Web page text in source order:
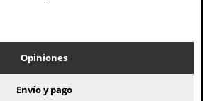
Opiniones
Envío y pago